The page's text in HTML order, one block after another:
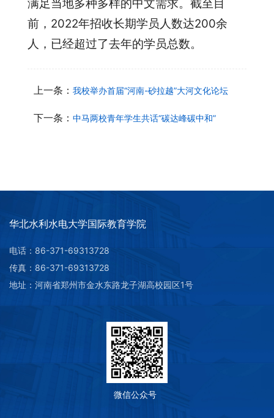
满足当地多种多样的中文需求。截至目
前，2022年招收长期学员人数达200余
人，已经超过了去年的学员总数。
上一条： 我校举办首届“河南-砂拉越”大河文化论坛
下一条： 中马两校青年学生共话“碳达峰碳中和”
华北水利水电大学国际教育学院
电话：86-371-69313728
传真：86-371-69313728
地址：河南省郑州市金水东路龙子湖高校园区1号
微信公众号